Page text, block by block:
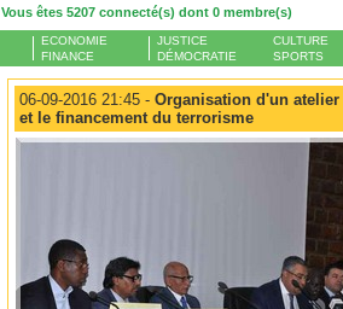
Vous êtes 5207 connecté(s) dont 0 membre(s)
ECONOMIE
FINANCE
JUSTICE
DÉMOCRATIE
CULTURE
SPORTS
06-09-2016 21:45 - Organisation d'un
et le financement du terrorisme